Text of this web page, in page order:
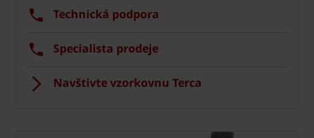
Technická podpora
Specialista prodeje
Navštivte vzorkovnu Terca